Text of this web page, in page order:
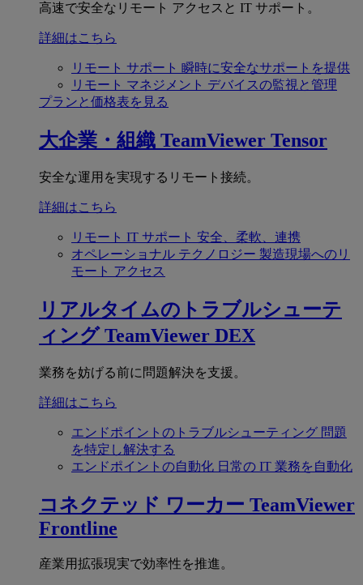
高速で安全なリモート アクセスと IT サポート。
詳細はこちら
リモート サポート 瞬時に安全なサポートを提供
リモート マネジメント デバイスの監視と管理
プランと価格表を見る
大企業・組織 TeamViewer Tensor
安全な運用を実現するリモート接続。
詳細はこちら
リモート IT サポート 安全、柔軟、連携
オペレーショナル テクノロジー 製造現場へのリ
モート アクセス
リアルタイムのトラブルシューテ
ィング TeamViewer DEX
業務を妨げる前に問題解決を支援。
詳細はこちら
エンドポイントのトラブルシューティング 問題
を特定し解決する
エンドポイントの自動化 日常の IT 業務を自動化
コネクテッド ワーカー TeamViewer
Frontline
産業用拡張現実で効率性を推進。